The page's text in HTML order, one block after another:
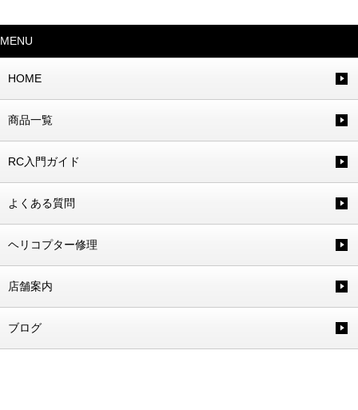
MENU
HOME
商品一覧
RC入門ガイド
よくある質問
ヘリコプター修理
店舗案内
ブログ